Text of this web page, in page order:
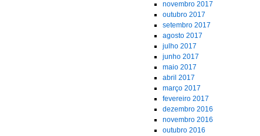
novembro 2017
outubro 2017
setembro 2017
agosto 2017
julho 2017
junho 2017
maio 2017
abril 2017
março 2017
fevereiro 2017
dezembro 2016
novembro 2016
outubro 2016